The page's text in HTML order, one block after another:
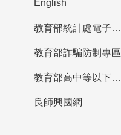
English
教育部統計處電子書櫃
教育部詐騙防制專區
教育部高中等以下學校及幼兒園教師資格檢定考試
良師興國網